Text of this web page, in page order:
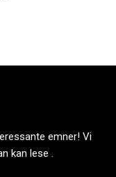
emner! Vi
kan lese .